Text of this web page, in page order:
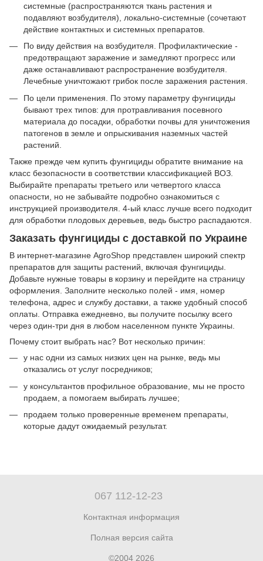
системные (распространяются ткань растения и
подавляют возбудителя), локально-системные (сочетают
действие контактных и системных препаратов.
По виду действия на возбудителя. Профилактические -
предотвращают заражение и замедляют прогресс или
даже останавливают распространение возбудителя.
Лечебные уничтожают грибок после заражения растения.
По цели применения. По этому параметру фунгициды
бывают трех типов: для протравливания посевного
материала до посадки, обработки почвы для уничтожения
патогенов в земле и опрыскивания наземных частей
растений.
Также прежде чем купить фунгициды обратите внимание на
класс безопасности в соответствии классификацией ВОЗ.
Выбирайте препараты третьего или четвертого класса
опасности, но не забывайте подробно ознакомиться с
инструкцией производителя. 4-ый класс лучше всего подходит
для обработки плодовых деревьев, ведь быстро распадаются.
Заказать фунгициды с доставкой по Украине
В интернет-магазине AgroShop представлен широкий спектр
препаратов для защиты растений, включая фунгициды.
Добавьте нужные товары в корзину и перейдите на страницу
оформления. Заполните несколько полей - имя, номер
телефона, адрес и службу доставки, а также удобный способ
оплаты. Отправка ежедневно, вы получите посылку всего
через один-три дня в любом населенном пункте Украины.
Почему стоит выбрать нас? Вот несколько причин:
у нас одни из самых низких цен на рынке, ведь мы
отказались от услуг посредников;
у консультантов профильное образование, мы не просто
продаем, а помогаем выбирать лучшее;
продаем только проверенные временем препараты,
которые дадут ожидаемый результат.
067 112-12-23
Контактная информация
Полная версия сайта
©2004 2026